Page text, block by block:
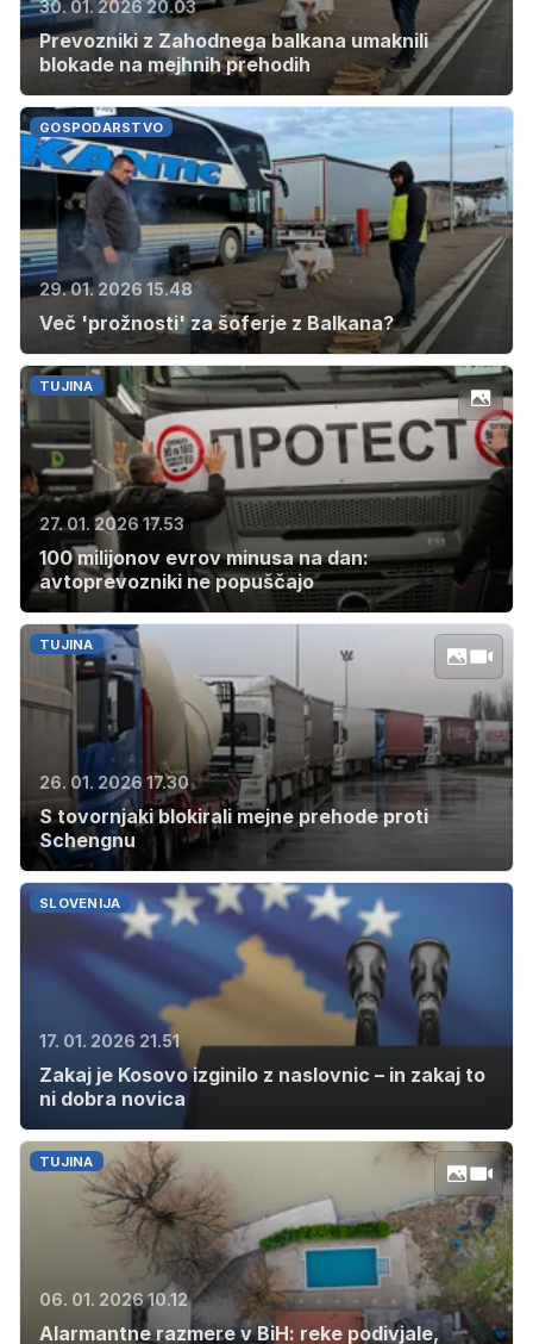
30. 01. 2026 20.03
Prevozniki z Zahodnega balkana umaknili
blokade na mejhnih prehodih
GOSPODARSTVO
29. 01. 2026 15.48
Več 'prožnosti' za šoferje z Balkana?
TUJINA
27. 01. 2026 17.53
100 milijonov evrov minusa na dan:
avtoprevozniki ne popuščajo
TUJINA
26. 01. 2026 17.30
S tovornjaki blokirali mejne prehode proti
Schengnu
SLOVENIJA
17. 01. 2026 21.51
Zakaj je Kosovo izginilo z naslovnic – in zakaj to
ni dobra novica
TUJINA
06. 01. 2026 10.12
Alarmantne razmere v BiH: reke podivjale,